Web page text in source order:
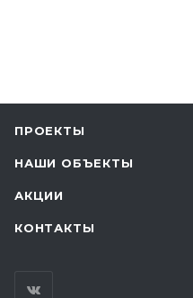
ПРОЕКТЫ
НАШИ ОБЪЕКТЫ
АКЦИИ
КОНТАКТЫ